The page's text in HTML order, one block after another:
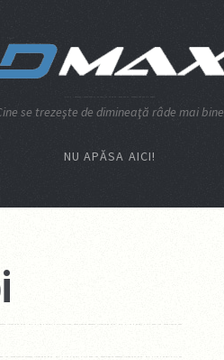
se trezeşte de dimineaţă râde mai bine
NU APĂSA AICI!